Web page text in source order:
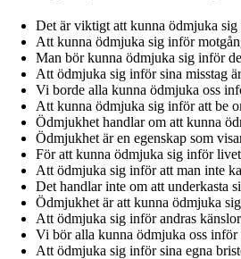
Det är viktigt att kunna ödmjuka sig
Att kunna ödmjuka sig inför
Man bör kunna ödmjuka sig inför
Att ödmjuka sig inför sina misstag
Vi borde alla kunna ödmjuka oss
Att kunna ödmjuka sig inför att be
Ödmjukhet handlar om att kunna
Ödmjukhet är en egenskap som
För att kunna ödmjuka sig inför
Att ödmjuka sig inför att man inte
Det handlar inte om att underkasta
Ödmjukhet är att kunna ödmjuka
Att ödmjuka sig inför andras
Vi bör alla kunna ödmjuka oss
Att ödmjuka sig inför sina egna